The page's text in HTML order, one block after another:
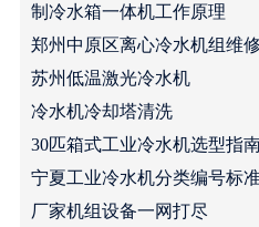
制冷水箱一体机工作原理
郑州中原区离心冷水机组维
苏州低温激光冷水机
冷水机冷却塔清洗
30匹箱式工业冷水机选型指
宁夏工业冷水机分类编号标
厂家机组设备一网打尽